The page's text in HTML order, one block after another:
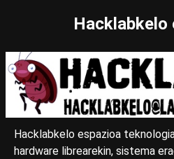
Hacklabkelo
Hacklabkelo espazioa
hardware librearekin, sistema